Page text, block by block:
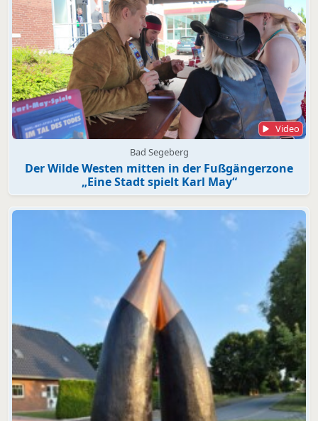
Video
Bad Segeberg
Der Wilde Westen mitten in der Fußgängerzone
„Eine Stadt spielt Karl May“